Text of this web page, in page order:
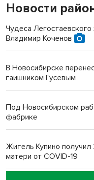
Новости
Чудеса Легостаевского
Владимир Коченов
В Новосибирске
гаишником Гусевым
Под Новосибирском
фабрике
Житель Купино
матери от COVID-19